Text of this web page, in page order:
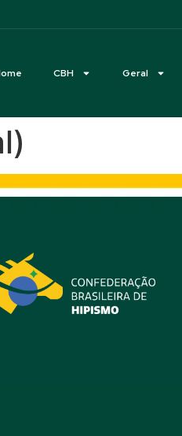
CBH Geral